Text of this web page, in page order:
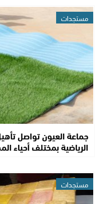
مستجدات
جماعة العيون تواصل
الرياضية بمختلف أحياء
مستجدات